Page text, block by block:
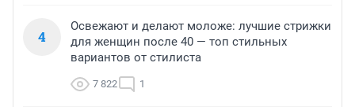
4
Освежают и делают моложе: лучшие стрижки
для женщин после 40 — топ стильных
вариантов от стилиста
7 822 1